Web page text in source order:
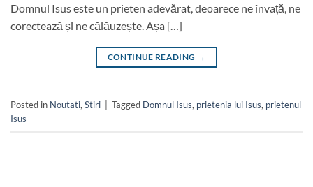
Domnul Isus este un prieten adevărat, deoarece ne învață, ne
corectează și ne călăuzește. Așa […]
CONTINUE READING →
Posted in Noutati, Stiri Tagged Domnul Isus, prietenia lui Isus, prietenul
Isus